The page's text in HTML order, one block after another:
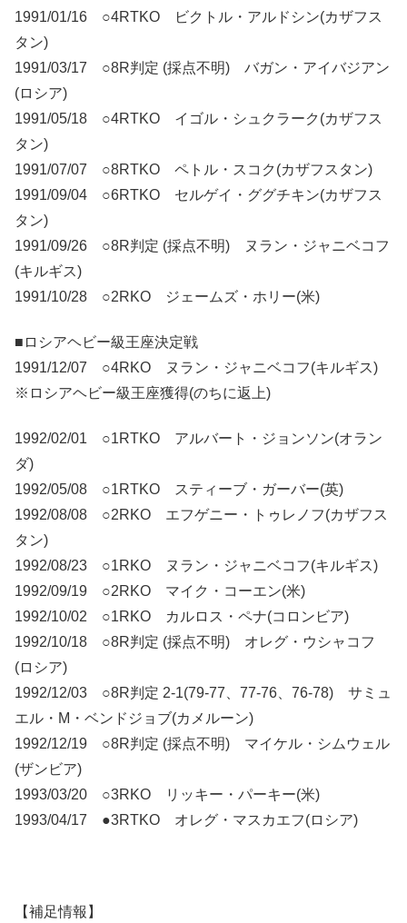
1991/01/16 ○4RTKO ビクトル・アルドシン(カザフス
タン)
1991/03/17 ○8R判定 (採点不明) バガン・アイバジアン
(ロシア)
1991/05/18 ○4RTKO イゴル・シュクラーク(カザフス
タン)
1991/07/07 ○8RTKO ペトル・スコク(カザフスタン)
1991/09/04 ○6RTKO セルゲイ・ググチキン(カザフス
タン)
1991/09/26 ○8R判定 (採点不明) ヌラン・ジャニベコフ
(キルギス)
1991/10/28 ○2RKO ジェームズ・ホリー(米)
■ロシアヘビー級王座決定戦
1991/12/07 ○4RKO ヌラン・ジャニベコフ(キルギス)
※ロシアヘビー級王座獲得(のちに返上)
1992/02/01 ○1RTKO アルバート・ジョンソン(オラン
ダ)
1992/05/08 ○1RTKO スティーブ・ガーバー(英)
1992/08/08 ○2RKO エフゲニー・トゥレノフ(カザフス
タン)
1992/08/23 ○1RKO ヌラン・ジャニベコフ(キルギス)
1992/09/19 ○2RKO マイク・コーエン(米)
1992/10/02 ○1RKO カルロス・ペナ(コロンビア)
1992/10/18 ○8R判定 (採点不明) オレグ・ウシャコフ
(ロシア)
1992/12/03 ○8R判定 2-1(79-77、77-76、76-78) サミュ
エル・M・ベンドジョブ(カメルーン)
1992/12/19 ○8R判定 (採点不明) マイケル・シムウェル
(ザンビア)
1993/03/20 ○3RKO リッキー・パーキー(米)
1993/04/17 ●3RTKO オレグ・マスカエフ(ロシア)
【補足情報】